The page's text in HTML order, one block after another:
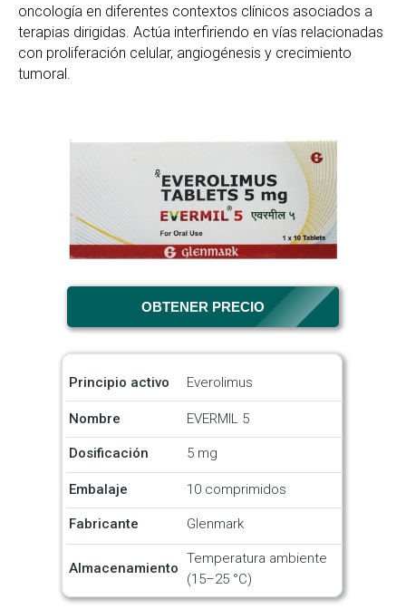
oncología en diferentes contextos clínicos asociados a
terapias dirigidas. Actúa interfiriendo en vías relacionadas
con proliferación celular, angiogénesis y crecimiento
tumoral.
Principio activo
Nombre
Fabricante
Dosificación
Embalaje
Almacenamiento
Everolimus
EVERMIL 5
Glenmark
5 mg
10 comprimidos
Temperatura ambiente
(15–25 °C)
OBTENER PRECIO